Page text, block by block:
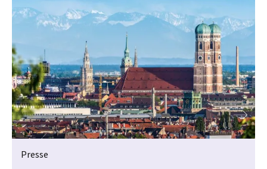
Presse